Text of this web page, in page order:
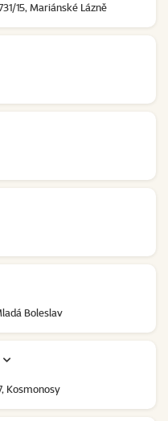
15, Mariánské Lázně
Boleslav
Kosmonosy